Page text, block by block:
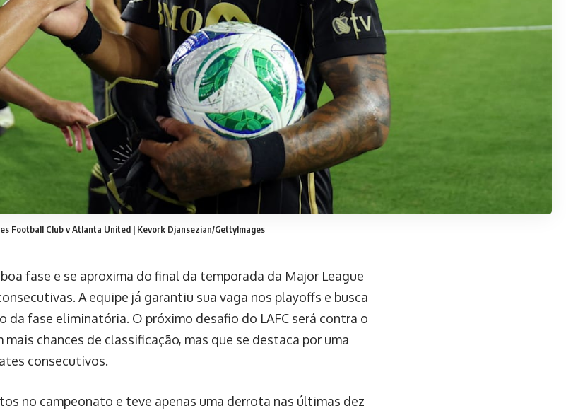
Football Club v Atlanta United | Kevork Djansezian/GettyImages
boa fase e se aproxima do final da temporada da Major League
A equipe já garantiu sua vaga nos playoffs e busca
da fase eliminatória. O próximo desafio do LAFC será contra o
chances de classificação, mas que se destaca por uma
consecutivos.
no campeonato e teve apenas uma derrota nas últimas dez